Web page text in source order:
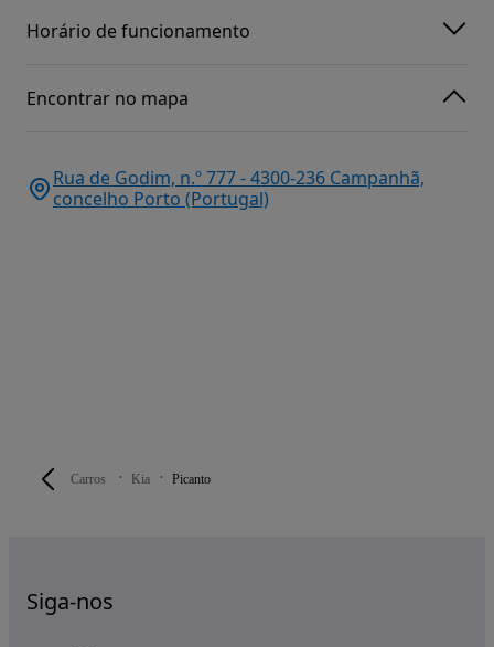
Carros Kia Picanto
Horário de funcionamento
Encontrar no mapa
Rua de Godim, n.º 777 - 4300-236 Campanhã,
concelho Porto (Portugal)
Siga-nos